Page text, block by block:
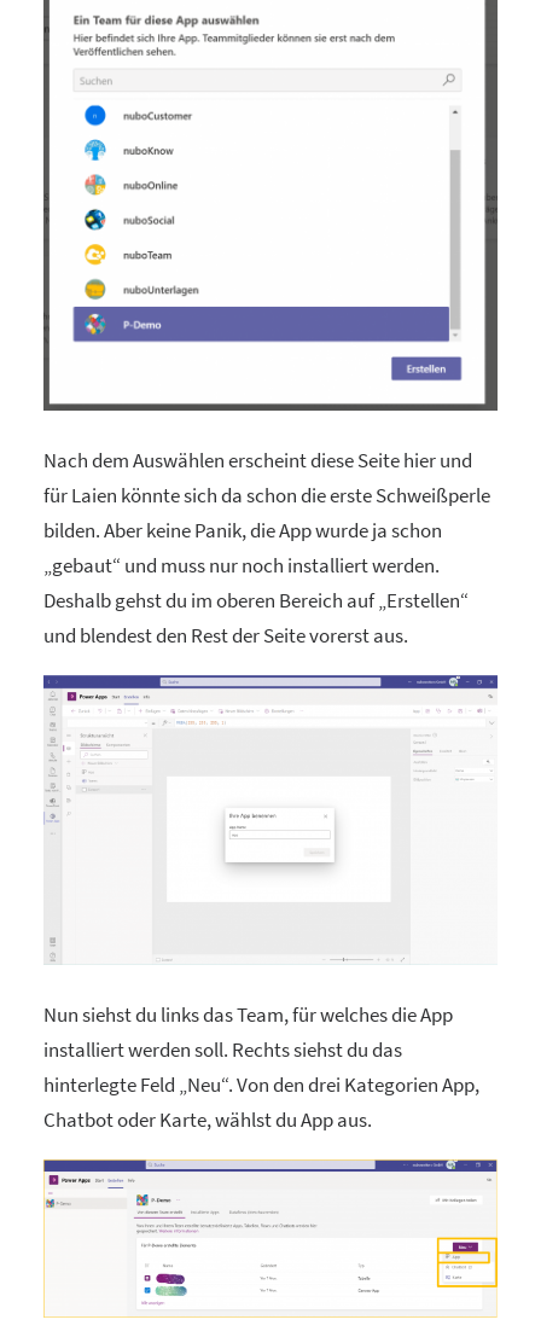
Nach dem Auswählen erscheint diese Seite hier und
für Laien könnte sich da schon die erste Schweißperle
bilden. Aber keine Panik, die App wurde ja schon
„gebaut“ und muss nur noch installiert werden.
Deshalb gehst du im oberen Bereich auf „Erstellen“
und blendest den Rest der Seite vorerst aus.
Nun siehst du links das Team, für welches die App
installiert werden soll. Rechts siehst du das
hinterlegte Feld „Neu“. Von den drei Kategorien App,
Chatbot oder Karte, wählst du App aus.